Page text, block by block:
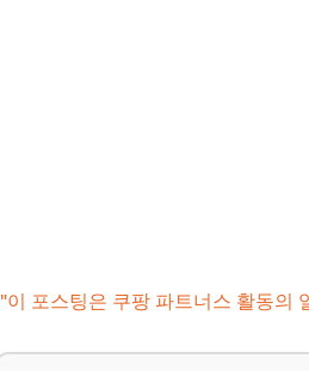
"이 포스팅은 쿠팡 파트너스 활동의